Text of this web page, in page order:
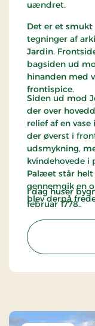
uændret.
Det er et
tegninger af
Jardin.
bagsiden ud
hinanden med
frontispice.
Siden ud mod
der over
relief af en
der øverst i
udsmykning,
kvindehovede i
Palæet står
gennemgik en
blev derpå
I dag huser
februar 1778..